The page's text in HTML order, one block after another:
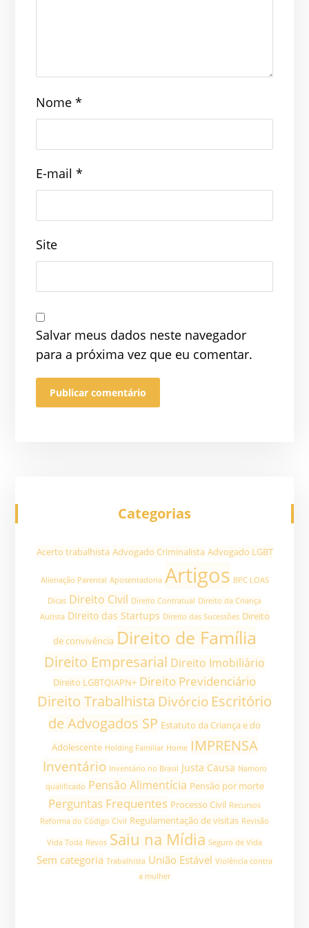
Nome*
E-mail*
Site
Salvar meus dados neste navegador
para a próxima vez que eu comentar.
Categorias
Acerto trabalhista Advogado Criminalista Advogado LGBT
Alienação Parental Aposentadoria Artigos BPC LOAS
Dicas Direito Civil Direito Contratual Direito da Criança
Autista DIreito das Startups Direito das Sucessões Direito
de convivência Direito de Família
Direito Empresarial Direito Imobiliário
Direito LGBTQIAPN+ Direito Previdenciário
Direito Trabalhista Divórcio Escritório
de Advogados SP Estatuto da Criança e do
Adolescente Holding Familiar Home IMPRENSA
Inventário Inventário no Brasil Justa Causa Namoro
qualificado Pensão Alimentícia Pensão por morte
Perguntas Frequentes Processo Civil Recursos
Reforma do Código Civil Regulamentação de visitas Revisão
Vida Toda Revos Saiu na Mídia Seguro de Vida
Sem categoria Trabalhista União Estável Violência contra
a mulher